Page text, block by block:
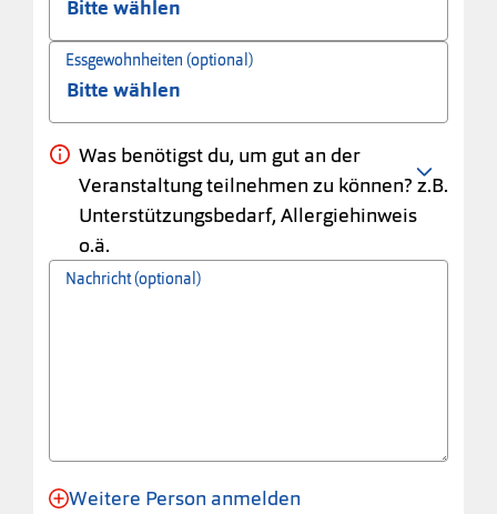
Essgewohnheiten (optional)
Was benötigst du, um gut an der
Veranstaltung teilnehmen zu können? z.B.
Unterstützungsbedarf, Allergiehinweis
o.ä.
Nachricht (optional)
Anmeldung für eine Person angelegt.
Weitere Person anmelden